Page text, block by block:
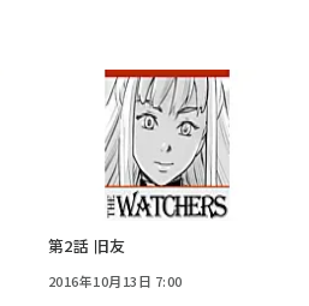
第2話 旧友
2016年10月13日 7:00